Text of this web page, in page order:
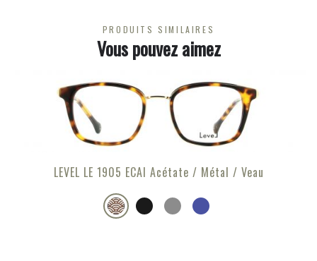
PRODUITS SIMILAIRES
Vous pouvez aimez
LEVEL LE 1905 ECAI Acétate / Métal / Veau